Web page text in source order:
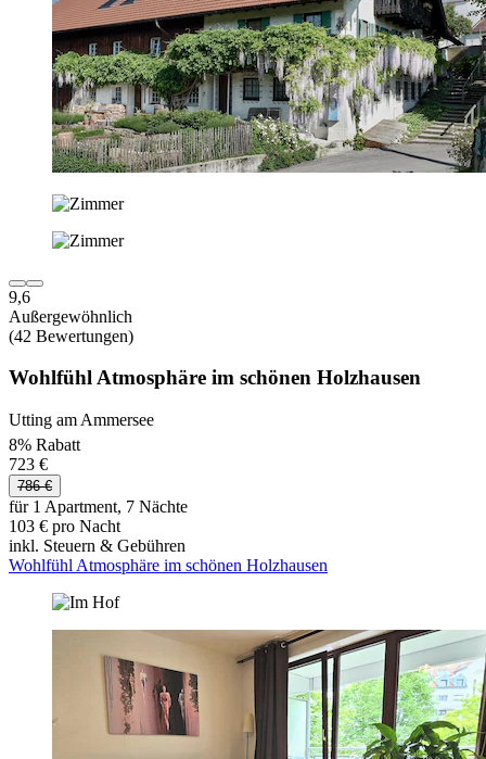
9,6
Außergewöhnlich
(42 Bewertungen)
Wohlfühl Atmosphäre im schönen Holzhausen
Utting am Ammersee
8% Rabatt
723 €
786 €
für 1 Apartment, 7 Nächte
103 € pro Nacht
inkl. Steuern & Gebühren
Wohlfühl Atmosphäre im schönen Holzhausen